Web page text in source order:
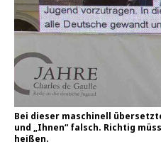
Bei dieser maschinell
und „Ihnen“ falsch. Richtig
heißen.